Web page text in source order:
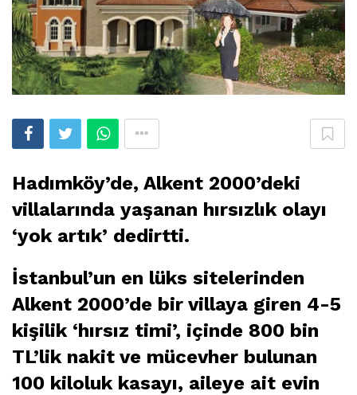
Hadımköy’de, Alkent 2000’deki
villalarında yaşanan hırsızlık olayı
‘yok artık’ dedirtti.
İstanbul’un en lüks sitelerinden
Alkent 2000’de bir villaya giren 4-5
kişilik ‘hırsız timi’, içinde 800 bin
TL’lik nakit ve mücevher bulunan
100 kiloluk kasayı, aileye ait evin